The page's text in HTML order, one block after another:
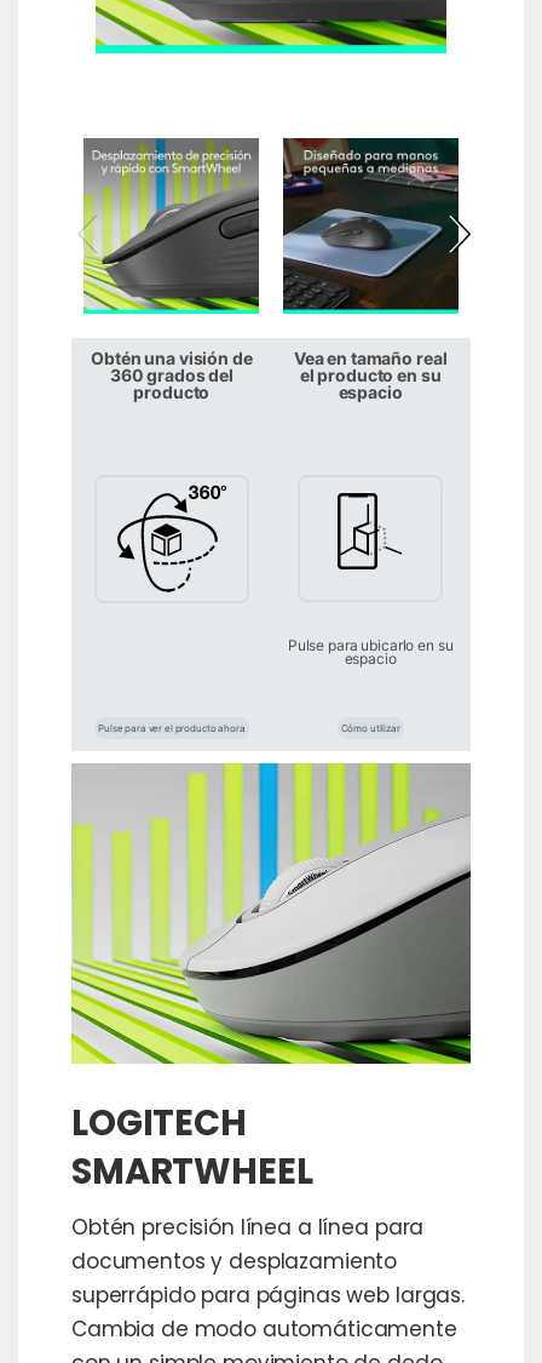
Obtén una visión de
360 grados del
producto
Pulse para ver el producto ahora
Vea en tamaño real
el producto en su
espacio
Pulse para ubicarlo en su
espacio
Cómo utilizar
LOGITECH
SMARTWHEEL
Obtén precisión línea a línea para
documentos y desplazamiento
superrápido para páginas web largas.
Cambia de modo automáticamente